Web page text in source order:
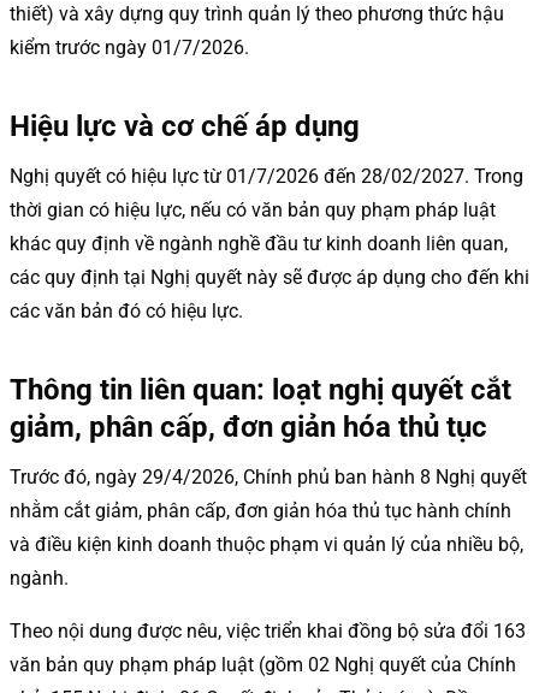
thiết) và xây dựng quy trình quản lý theo phương thức hậu
kiểm trước ngày 01/7/2026.
Hiệu lực và cơ chế áp dụng
Nghị quyết có hiệu lực từ 01/7/2026 đến 28/02/2027. Trong
thời gian có hiệu lực, nếu có văn bản quy phạm pháp luật
khác quy định về ngành nghề đầu tư kinh doanh liên quan,
các quy định tại Nghị quyết này sẽ được áp dụng cho đến khi
các văn bản đó có hiệu lực.
Thông tin liên quan: loạt nghị quyết cắt
giảm, phân cấp, đơn giản hóa thủ tục
Trước đó, ngày 29/4/2026, Chính phủ ban hành 8 Nghị quyết
nhằm cắt giảm, phân cấp, đơn giản hóa thủ tục hành chính
và điều kiện kinh doanh thuộc phạm vi quản lý của nhiều bộ,
ngành.
Theo nội dung được nêu, việc triển khai đồng bộ sửa đổi 163
văn bản quy phạm pháp luật (gồm 02 Nghị quyết của Chính